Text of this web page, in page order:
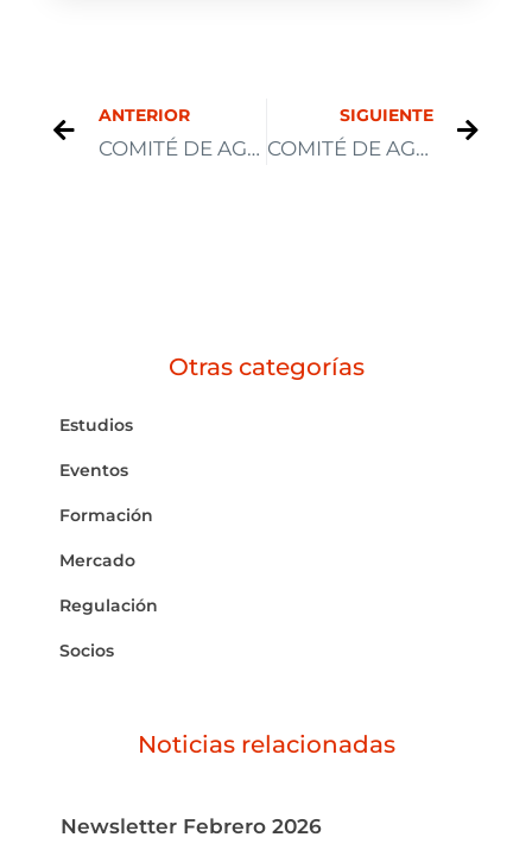
ANTERIOR
COMITÉ DE AGENTES DEL MERCADO OMIE 16 de septiembre de 2025
SIGUIENTE
COMITÉ DE AGENTES DEL MERCADO OMIE 18 de noviembre de 2025
Otras categorías
Estudios
Eventos
Formación
Mercado
Regulación
Socios
Noticias relacionadas
Newsletter Febrero 2026